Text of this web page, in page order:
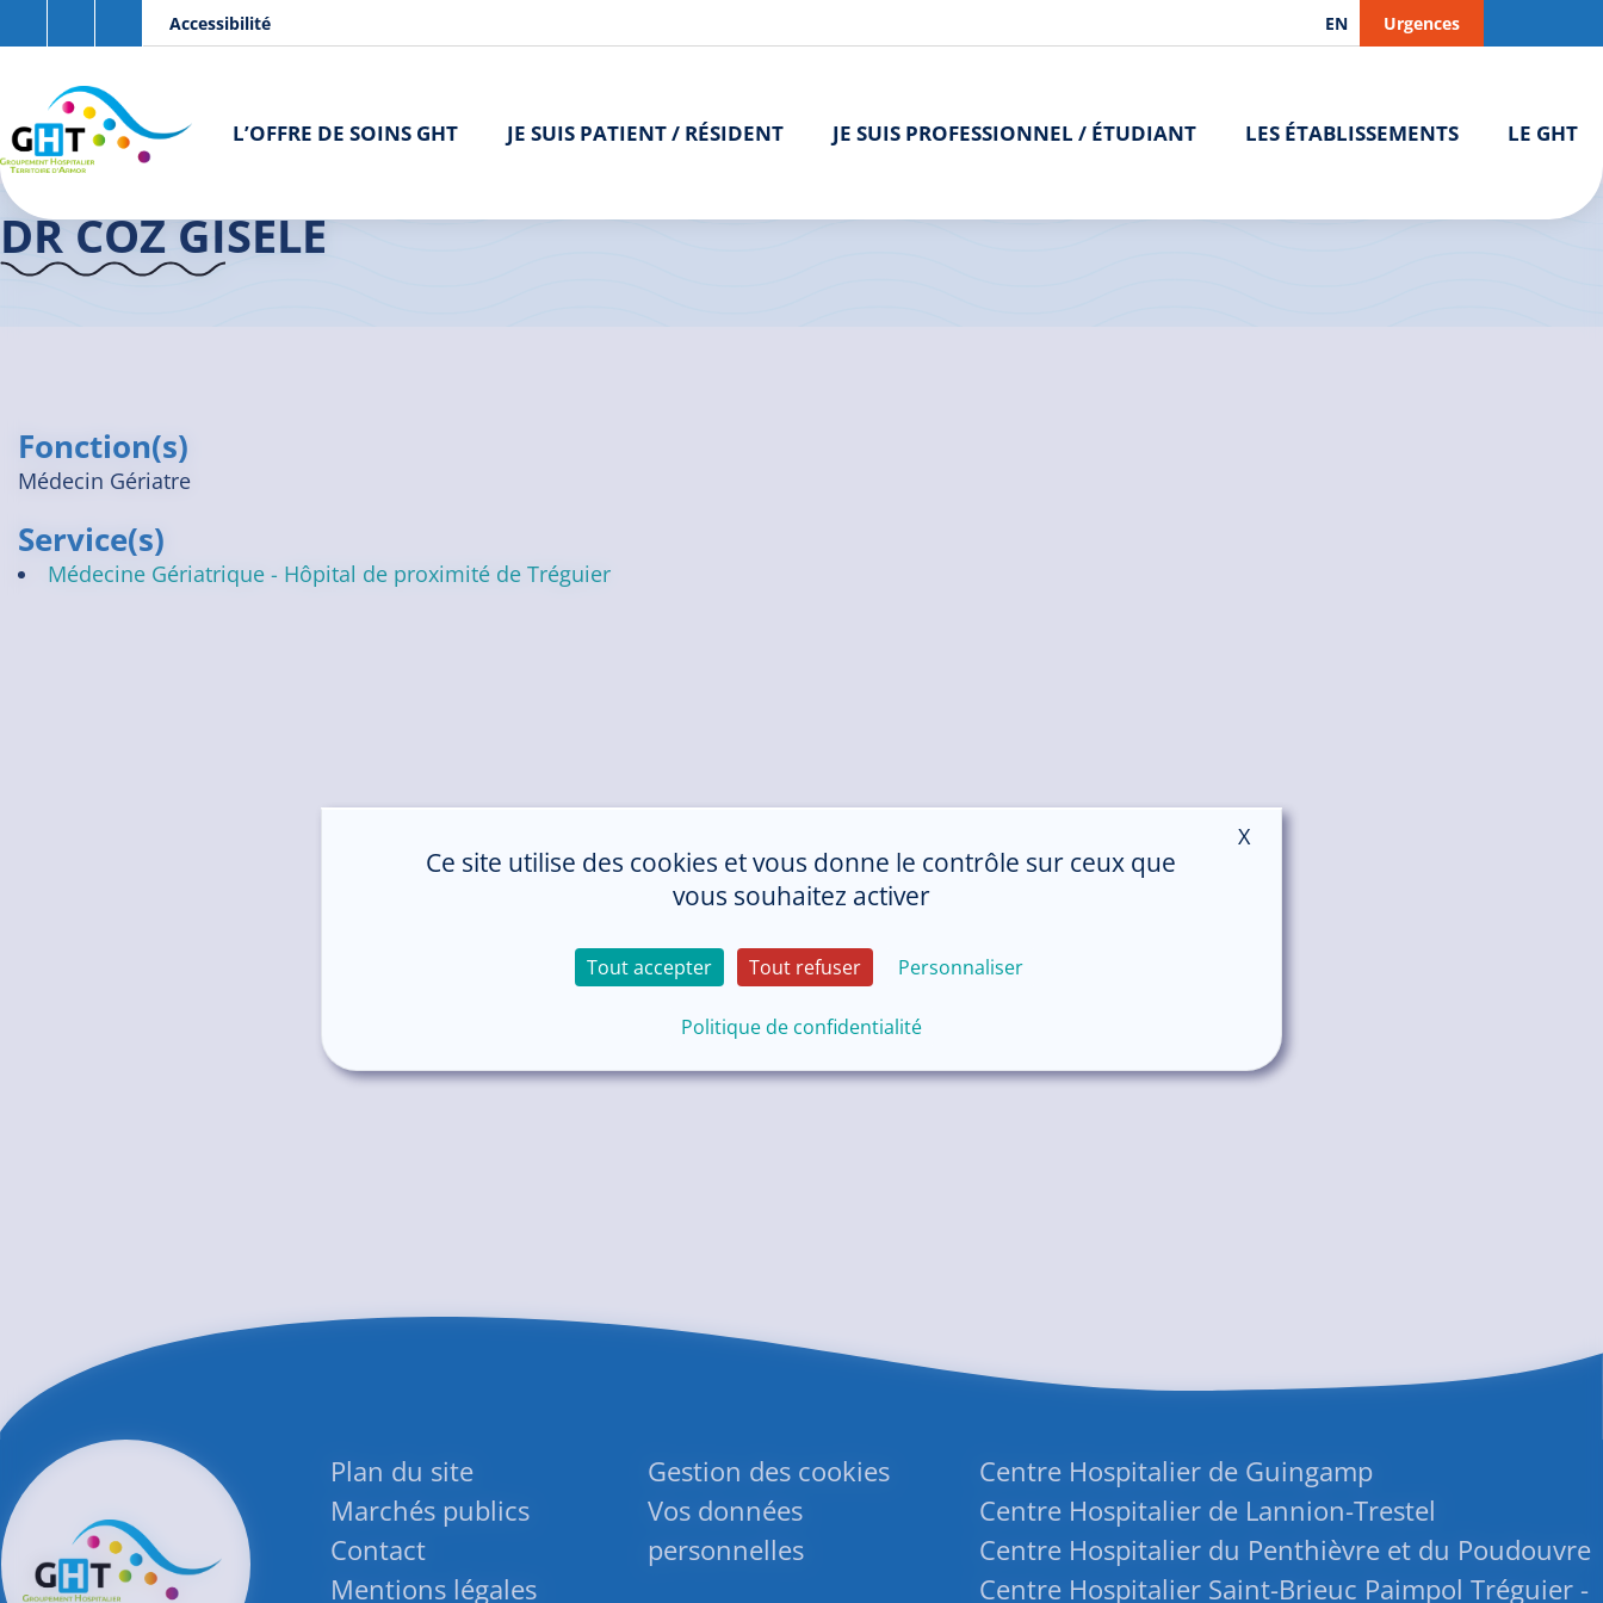
Aller au contenu principal
Accessibilité EN Urgences
L’OFFRE DE SOINS GHT JE SUIS PATIENT / RÉSIDENT JE SUIS PROFESSIONNEL / ÉTUDIANT LES ÉTABLISSEMENTS LE GHT
Accueil GHT> Praticiens Dr COZ Gisèle
DR COZ GISÈLE
Fonction(s)
Médecin Gériatre
Service(s)
Médecine Gériatrique - Hôpital de proximité de Tréguier
Plan du site
Marchés publics
Contact
Mentions légales
Gestion des cookies
Vos données
personnelles
Centre Hospitalier de Guingamp
Centre Hospitalier de Lannion-Trestel
Centre Hospitalier du Penthièvre et du Poudouvre
Centre Hospitalier Saint-Brieuc Paimpol Tréguier -
Panneau de gestion des cookies
Ce site utilise des cookies et vous donne le contrôle sur ceux que
vous souhaitez activer
Tout accepter Tout refuser Personnaliser
Politique de confidentialité
X